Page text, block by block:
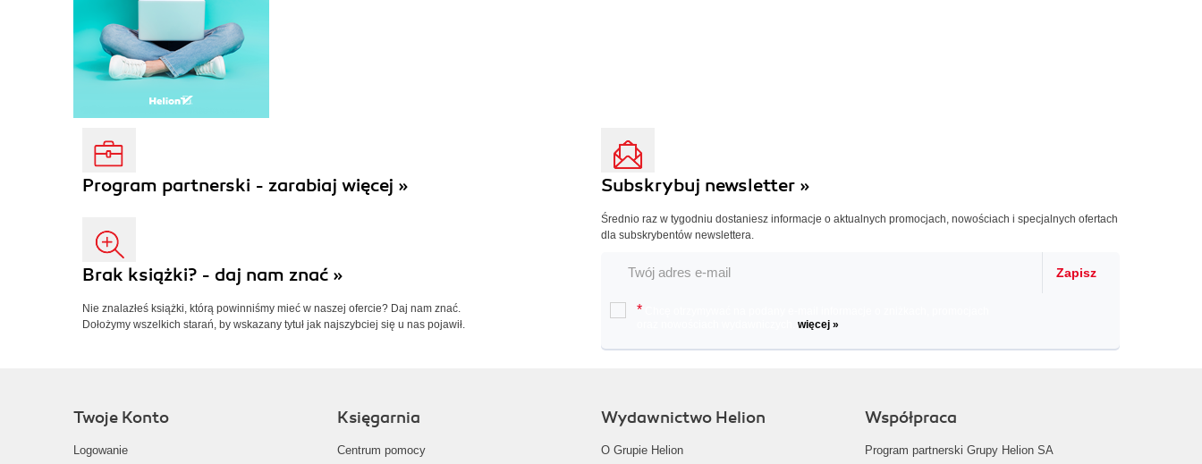
Program partnerski - zarabiaj więcej »
Brak książki? - daj nam znać »
Nie znalazłeś książki, którą powinniśmy mieć w naszej ofercie? Daj nam znać.
Dołożymy wszelkich starań, by wskazany tytuł jak najszybciej się u nas pojawił.
Subskrybuj newsletter »
Średnio raz w tygodniu dostaniesz informacje o aktualnych promocjach, nowościach i specjalnych ofertach
dla subskrybentów newslettera.
Zapisz
*
więcej »
Twoje Konto
Logowanie
Księgarnia
Centrum pomocy
Wydawnictwo Helion
O Grupie Helion
Współpraca
Program partnerski Grupy Helion SA